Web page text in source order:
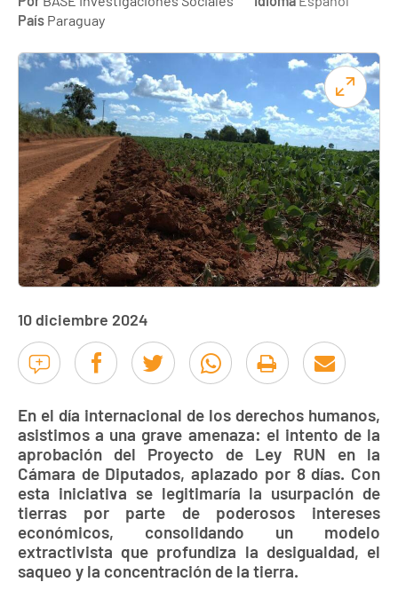
País Paraguay
10 diciembre 2024
En el día internacional de los derechos humanos,
asistimos a una grave amenaza: el intento de la
aprobación del Proyecto de Ley RUN en la
Cámara de Diputados, aplazado por 8 días. Con
esta iniciativa se legitimaría la usurpación de
tierras por parte de poderosos intereses
económicos, consolidando un modelo
extractivista que profundiza la desigualdad, el
saqueo y la concentración de la tierra.